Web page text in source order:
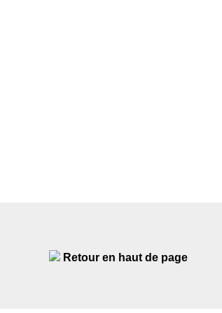
Retour en haut de page